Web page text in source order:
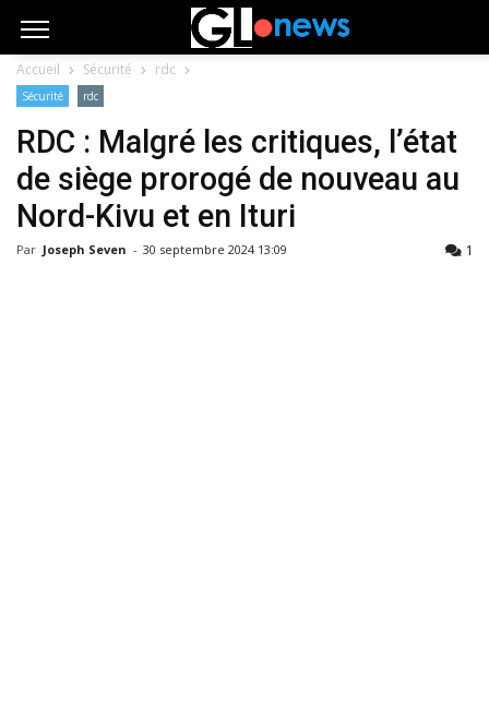
Accueil Sécurité rdc
Sécurité rdc
RDC : Malgré les critiques, l’état
de siège prorogé de nouveau au
Nord-Kivu et en Ituri
Par Joseph Seven - 30 septembre 2024 13:09 1